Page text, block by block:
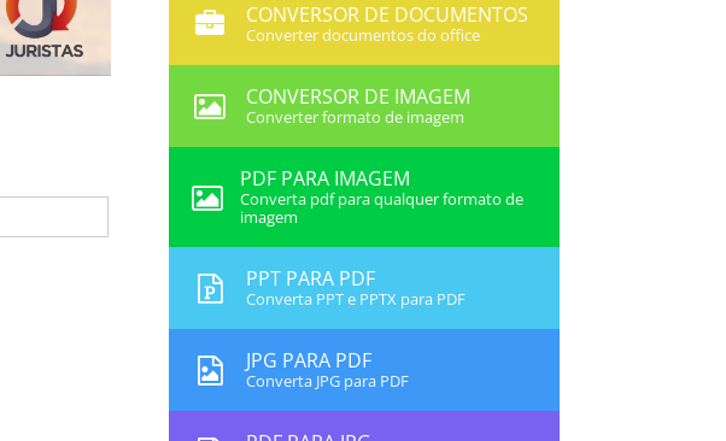
CONVERSOR DE DOCUMENTOS
Converter documentos do office
CONVERSOR DE IMAGEM
Converter formato de imagem
PDF PARA IMAGEM
Converta pdf para qualquer formato de
imagem
PPT PARA PDF
Converta PPT e PPTX para PDF
JPG PARA PDF
Converta JPG para PDF